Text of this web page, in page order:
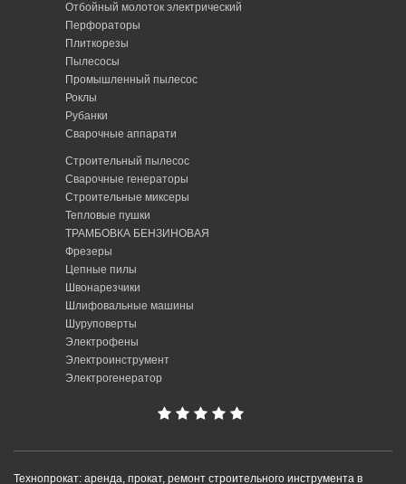
Отбойный молоток электрический
Перфораторы
Плиткорезы
Пылесосы
Промышленный пылесос
Роклы
Рубанки
Сварочные аппарати
Строительный пылесос
Сварочные генераторы
Строительные миксеры
Тепловые пушки
ТРАМБОВКА БЕНЗИНОВАЯ
Фрезеры
Цепные пилы
Швонарезчики
Шлифовальные машины
Шуруповерты
Электрофены
Электроинструмент
Электрогенератор
Технопрокат: аренда, прокат, ремонт строительного инструмента в